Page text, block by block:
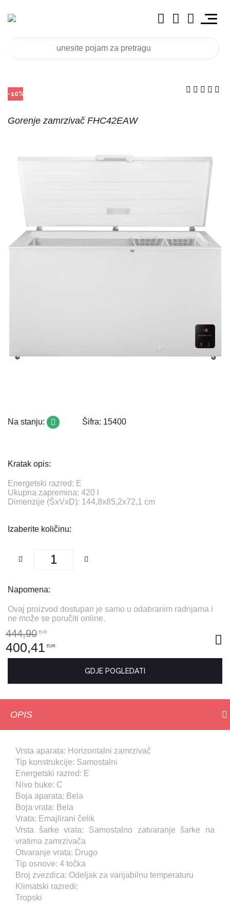
Gorenje zamrzivač FHC42EAW
-10%
Na stanju: Šifra: 15400
Kratak opis:
Energetski razred: E
Ukupna zapremina: 420 l
Dimenzije (ŠxVxD): 144,8x85,2x72,1 cm
Izaberite količinu:
Napomena:
Ovaj proizvod dostupan je samo u odabranim radnjama i
ne može se poručiti online.
444,90 EUR
400,41 EUR
GDJE POGLEDATI
OPIS
Vrsta aparata: Horizontalni zamrzivač
Tip konstrukcije: Samostalni
Energetski razred: E
Nivo buke: C
Boja aparata: Bela
Boja vrata: Bela
Vrata: Emajlirani čelik
Vrsta šarke vrata: Samostalno zatvaranje šarke na
vratima zamrzivača
Otvaranje vrata: Drugo
Tip osnove: 4 točka
Broj zvezdica: Odeljak za varijabilnu temperaturu
Klimatski razredi:
Tropski